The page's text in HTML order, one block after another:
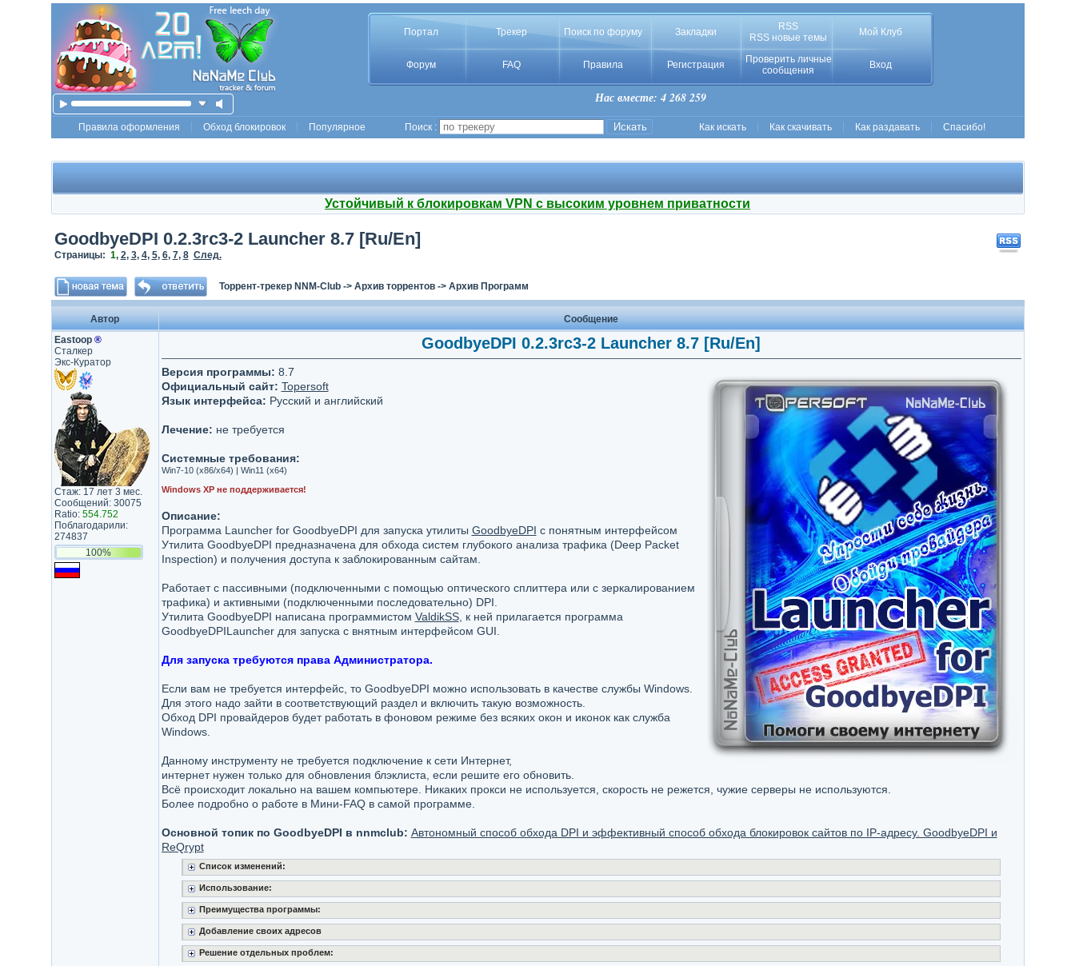
Портал Трекер Поиск по форуму Закладки
RSS
RSS новые темы
Мой Клуб
Форум FAQ Правила Регистрация
Проверить личные
сообщения
Вход
Нас вместе: 4 268 259
Правила оформления Обход блокировок Популярное Поиск : Как искать Как скачивать Как раздавать Спасибо!
Устойчивый к блокировкам VPN с высоким уровнем приватности
GoodbyeDPI 0.2.3rc3-2 Launcher 8.7 [Ru/En]
Страницы: 1, 2, 3, 4, 5, 6, 7, 8 След.
Торрент-трекер NNM-Club-> Архив торрентов-> Архив Программ
Автор
Сообщение
Eastoop ®
Сталкер
Экс-Куратор
Стаж: 17 лет 3 мес.
Сообщений: 30075
Ratio: 554.752
Поблагодарили:
274837
100%
GoodbyeDPI 0.2.3rc3-2 Launcher 8.7 [Ru/En]
Версия программы: 8.7
Официальный сайт: Topersoft
Язык интерфейса: Русский и английский
Лечение: не требуется
Системные требования:
Win7-10 (x86/x64) | Win11 (x64)
Windows XP не поддерживается!
Описание:
Программа Launcher for GoodbyeDPI для запуска утилиты GoodbyeDPI с понятным интерфейсом
Утилита GoodbyeDPI предназначена для обхода систем глубокого анализа трафика (Deep Packet
Inspection) и получения доступа к заблокированным сайтам.
Работает с пассивными (подключенными с помощью оптического сплиттера или с зеркалированием
трафика) и активными (подключенными последовательно) DPI.
Утилита GoodbyeDPI написана программистом ValdikSS, к ней прилагается программа
GoodbyeDPILauncher для запуска с внятным интерфейсом GUI.
Для запуска требуются права Администратора.
Если вам не требуется интерфейс, то GoodbyeDPI можно использовать в качестве службы Windows.
Для этого надо зайти в соответствующий раздел и включить такую возможность.
Обход DPI провайдеров будет работать в фоновом режиме без всяких окон и иконок как служба
Windows.
Данному инструменту не требуется подключение к сети Интернет,
интернет нужен только для обновления блэклиста, если решите его обновить.
Всё происходит локально на вашем компьютере. Никаких прокси не используется, скорость не режется, чужие серверы не используются.
Более подробно о работе в Мини-FAQ в самой программе.
Основной топик по GoodbyeDPI в nnmclub: Автономный способ обхода DPI и эффективный способ обхода блокировок сайтов по IP-адресу. GoodbyeDPI и
ReQrypt
Список изменений:
Использование:
Преимущества программы:
Добавление своих адресов
Решение отдельных проблем: